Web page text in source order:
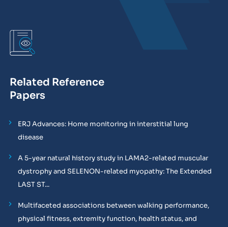
Related Reference
Papers
ERJ Advances: Home monitoring in interstitial lung
disease
A 5-year natural history study in LAMA2-related muscular
dystrophy and SELENON-related myopathy: The Extended
LAST ST...
Multifaceted associations between walking performance,
physical fitness, extremity function, health status, and